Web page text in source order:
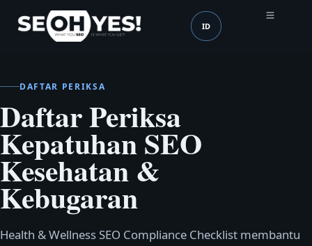
SEOH Bahasa (mobile
ID
DAFTAR PERIKSA
Daftar Periksa
Kepatuhan SEO
Kesehatan &
Kebugaran
Health & Wellness SEO Compliance Checklist membantu